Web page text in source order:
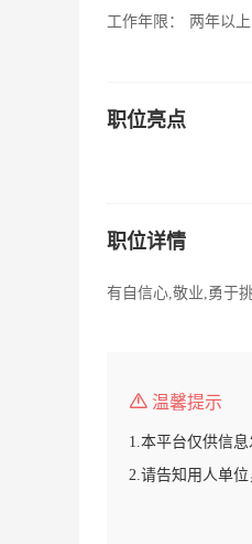
工作年限：
两年以上
职位亮点
职位详情
有自信心,敬业,勇于
温馨提示
1.本平台仅供信息
2.请告知用人单位